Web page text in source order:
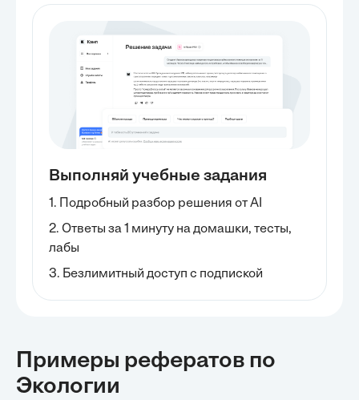
Выполняй учебные задания
1. Подробный разбор решения от AI
2. Ответы за 1 минуту на домашки, тесты,
лабы
3. Безлимитный доступ с подпиской
Примеры рефератов по
Экологии